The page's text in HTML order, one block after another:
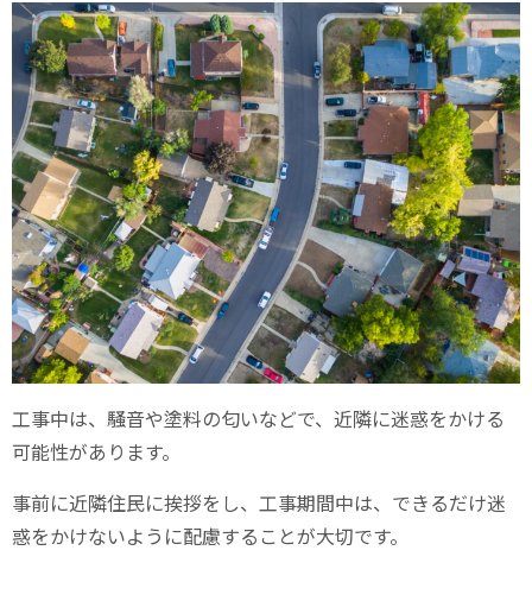
工事中は、騒音や塗料の匂いなどで、近隣に迷惑をかける
可能性があります。
事前に近隣住民に挨拶をし、工事期間中は、できるだけ迷
惑をかけないように配慮することが大切です。